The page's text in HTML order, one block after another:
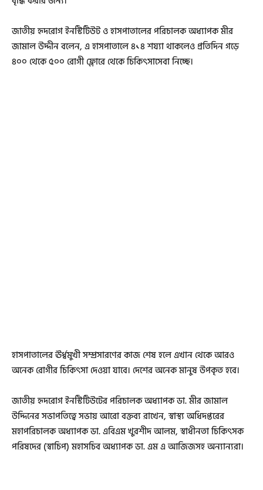
জাতীয় হৃদরোগ ইনস্টিটিউট ও হাসপাতালের পরিচালক অধ্যাপক মীর
জামাল উদ্দীন বলেন, এ হাসপাতালে ৪১৪ শয্যা থাকলেও প্রতিদিন গড়ে
৪০০ থেকে ৫০০ রোগী ফ্লোরে থেকে চিকিৎসাসেবা নিচ্ছে।
হাসপাতালের ঊর্ধ্বমুখী সম্প্রসারণের কাজ শেষ হলে এখান থেকে আরও
অনেক রোগীর চিকিৎসা দেওয়া যাবে। দেশের অনেক মানুষ উপকৃত হবে।
জাতীয় হৃদরোগ ইনস্টিটিউটের পরিচালক অধ্যাপক ডা. মীর জামাল
উদ্দিনের সভাপতিত্বে সভায় আরো বক্তব্য রাখেন, স্বাস্থ্য অধিদপ্তরের
মহাপরিচালক অধ্যাপক ডা. এবিএম খুরশীদ আলম, স্বাধীনতা চিকিৎসক
পরিষদের (স্বাচিপ) মহাসচিব অধ্যাপক ডা. এম এ আজিজসহ অন্যান্যরা।